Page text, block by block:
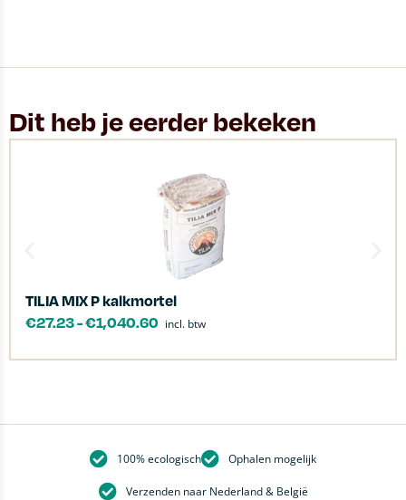
Dit heb je eerder bekeken
TILIA MIX P kalkmortel
€27.23-€1,040.60 incl. btw
100% ecologisch Ophalen mogelijk
Verzenden naar Nederland & België